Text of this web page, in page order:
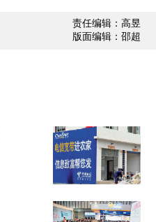
责任编辑：高昱
版面编辑：邵超